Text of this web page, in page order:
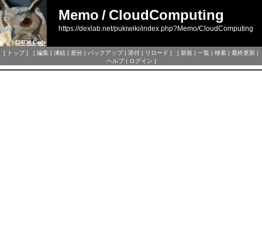
Memo / CloudComputing
https://dexlab.net/pukiwiki/index.php?Memo/CloudComputing
[ トップ] [ 編集 | 凍結 | 差分 | バックアップ| 添付 | リロード ] [ 新規 | 一覧 | 検索 | 最終更新 |
ヘルプ| ログイン ]